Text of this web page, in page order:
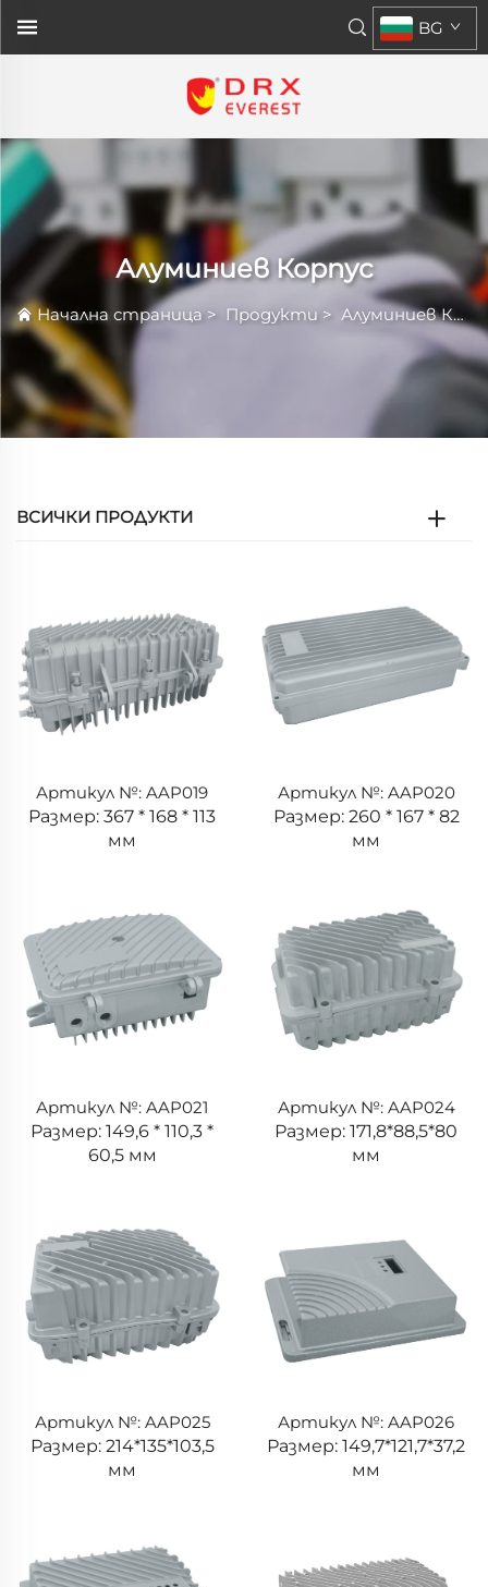
BG
Алуминиев Корпус
Начална страница> Продукти> Алуминиев Корпус
ВСИЧКИ ПРОДУКТИ
Артикул №: AAP019
Размер: 367 * 168 * 113
мм
Артикул №: AAP020
Размер: 260 * 167 * 82
мм
Артикул №: AAP021
Размер: 149,6 * 110,3 *
60,5 мм
Артикул №: AAP024
Размер: 171,8*88,5*80
мм
Артикул №: AAP025
Размер: 214*135*103,5
мм
Артикул №: AAP026
Размер: 149,7*121,7*37,2
мм